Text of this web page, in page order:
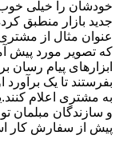
خودشان را خیلی
جدید بازار منطبق
عنوان مثال از
که تصویر مورد پیش
ابزارهای پیام رسان
بفرستند تا یک برآورد
به مشتری اعلام
و سازندگان مبلمان
پیش از سفارش کار